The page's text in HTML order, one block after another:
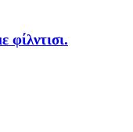
φίλντισι.